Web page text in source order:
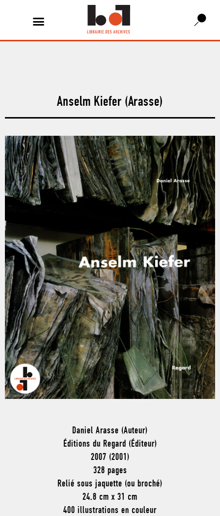
Anselm Kiefer (Arasse)
Daniel Arasse (Auteur)
Éditions du Regard (Éditeur)
2007 (2001)
328 pages
Relié sous jaquette (ou broché)
24,8 cm x 31 cm
400 illustrations en couleur